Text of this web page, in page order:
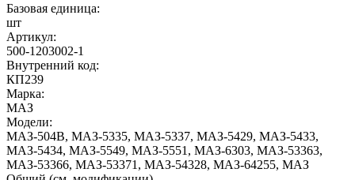
Базовая единица:
шт
Артикул:
500-1203002-1
Внутренний код:
КП239
Марка:
МАЗ
Модели:
МАЗ-504В, МАЗ-5335, МАЗ-5337, МАЗ-5429, МАЗ-5433,
МАЗ-5434, МАЗ-5549, МАЗ-5551 , МАЗ-6303, МАЗ-53363,
МАЗ-53366, МАЗ-53371 , МАЗ-54328, МАЗ-64255, МАЗ